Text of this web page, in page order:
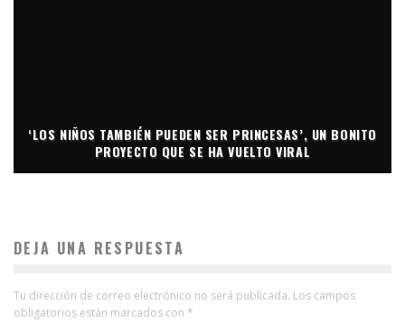
‘LOS NIÑOS TAMBIÉN PUEDEN SER PRINCESAS’, UN BONITO
PROYECTO QUE SE HA VUELTO VIRAL
DEJA UNA RESPUESTA
Tu dirección de correo electrónico no será publicada. Los campos
obligatorios están marcados con *